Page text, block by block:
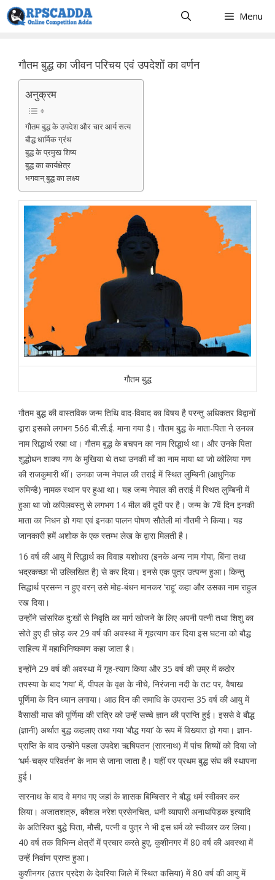
Skip
to
Menu
गौतम बुद्ध का जीवन परिचय एवं उपदेशों का वर्णन
अनुक्रम
गौतम बुद्ध के उपदेश और चार आर्य सत्य
बौद्ध धार्मिक ग्रंथ
बुद्ध के प्रमुख शिष्य
बुद्ध का कार्यक्षेत्र
भगवान् बुद्ध का लक्ष्य
गौतम बुद्ध
गौतम बुद्ध की वास्तविक जन्म तिथि वाद-विवाद का विषय है परन्तु अधिकतर विद्वानों
द्वारा इसको लगभग 566 बी.सी.ई. माना गया है। गौतम बुद्ध के माता-पिता ने उनका
नाम सिद्धार्थ रखा था। गौतम बुद्ध के बचपन का नाम सिद्धार्थ था। और उनके पिता
शुद्धोधन शाक्य गण के मुखिया थे तथा उनकी माँ का नाम माया था जो कोलिया गण
की राजकुमारी थीं। उनका जन्म नेपाल की तराई में स्थित लुम्बिनी (आधुनिक
रुमिन्डै) नामक स्थान पर हुआ था। यह जन्म नेपाल की तराई में स्थित लुम्बिनी में
हुआ था जो कपिलवस्तु से लगभग 14 मील की दूरी पर है। जन्म के 7वें दिन इनकी
माता का निधन हो गया एवं इनका पालन पोषण सौतेली मां गौतमी ने किया। यह
जानकारी हमें अशोक के एक स्तम्भ लेख के द्वारा मिलती है।
16 वर्ष की आयु में सिद्धार्थ का विवाह यशोधरा (इनके अन्य नाम गोपा, बिंना तथा
भद्रकच्छा भी उल्लिखित है) से कर दिया। इनसे एक पुत्र उत्पन्न हुआ। किन्तु
सिद्धार्थ प्रसन्न न हुए वरन् उसे मोह-बंधन मानकर ‘राहू’ कहा और उसका नाम राहुल
रख दिया।
उन्होंने सांसरिक दु:खों से निवृति का मार्ग खोजने के लिए अपनी पत्नी तथा शिशु का
सोते हुए ही छोड़ कर 29 वर्ष की अवस्था में गृहत्याग कर दिया इस घटना को बौद्ध
साहित्य में महाभिनिष्कमण कहा जाता है।
इन्होंने 29 वर्ष की अवस्था में गृह-त्याग किया और 35 वर्ष की उम्र में कठोर
तपस्या के बाद ‘गया’ में, पीपल के वृक्ष के नीचे, निरंजना नदी के तट पर, वैषाख
पूर्णिमा के दिन ध्यान लगाया। आठ दिन की समाधि के उपरान्त 35 वर्ष की आयु में
वैसाखी मास की पूर्णिमा की रात्रि को उन्हें सच्चे ज्ञान की प्राप्ति हुई। इससे वे बौद्ध
(ज्ञानी) अर्थात बुद्ध कहलाए तथा गया ‘बौद्ध गया’ के रूप में विख्यात हो गया। ज्ञान-
प्राप्ति के बाद उन्होंने पहला उपदेश ऋषिपतन (सारनाथ) में पांच शिष्यों को दिया जो
‘धर्म-चक्र परिवर्तन’ के नाम से जाना जाता है। यहीं पर प्रथम बुद्ध संघ की स्थापना
हुई।
सारनाथ के बाद वे मगध गए जहां के शासक बिम्बिसार ने बौद्ध धर्म स्वीकार कर
लिया। अजातशत्रु, कौशल नरेश प्रसेनचित, धनी व्यापारी अनाथपिड़क इत्यादि
के अतिरिक्त बुद्धे पिता, मौसी, पत्नी व पुत्र ने भी इस धर्म को स्वीकार कर लिया।
40 वर्ष तक विभिन्न क्षेत्रों में प्रचार करते हुए, कुशीनगर में 80 वर्ष की अवस्था में
उन्हें निर्वाण प्राप्त हुआ।
कुशीनगर (उत्तर प्रदेश के देवरिया जिले में स्थित कसिया) में 80 वर्ष की आयु में